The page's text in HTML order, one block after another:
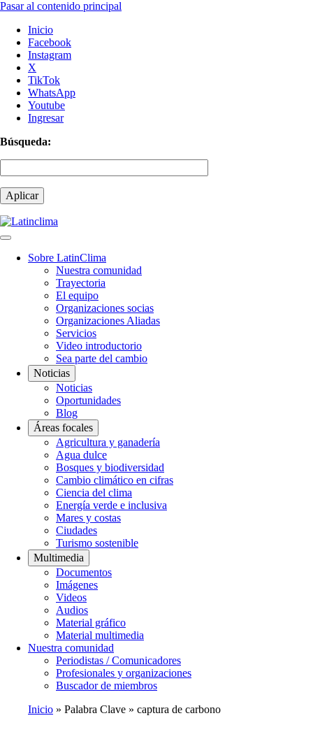
Pasar al contenido principal
Inicio
Facebook
Instagram
X
TikTok
WhatsApp
Youtube
Ingresar
Búsqueda:
Navegación
Sobre LatinClima
Nuestra comunidad
Trayectoria
El equipo
Organizaciones socias
Organizaciones Aliadas
Servicios
Video introductorio
Sea parte del cambio
Noticias
Noticias
Oportunidades
Blog
Áreas focales
Agricultura y ganadería
Agua dulce
Bosques y biodiversidad
Cambio climático en cifras
Ciencia del clima
Energía verde e inclusiva
Mares y costas
Ciudades
Turismo sostenible
Multimedia
Documentos
Imágenes
Videos
Audios
Material gráfico
Material multimedia
Nuestra comunidad
Periodistas / Comunicadores
Profesionales y organizaciones
Buscador de miembros
Inicio Palabra Clave captura de carbono